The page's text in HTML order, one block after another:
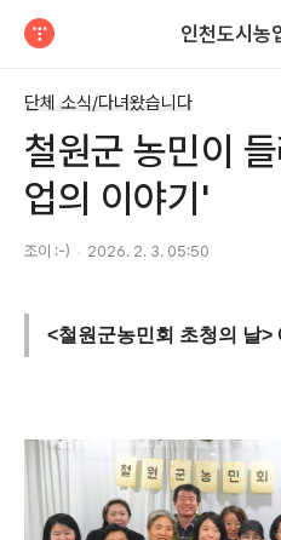
인천도시농
단체 소식/다녀왔습니다
철원군 농민이
업의 이야기'
조이 :-) 2026. 2. 3. 05:50
<철원군농민회 초청의 날>